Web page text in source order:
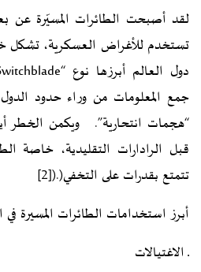
تستخدم للأغراض العسكرية، تشكل
جمع المعلومات من وراء حدود
“هجمات انتحارية”. ويكمن الخطر
قبل الرادارات التقليدية، خاصة
تتمتع بقدرات على التخفي(.([2]
أبرز استخدامات الطائرات المسيرة
ـ الاغتيالات